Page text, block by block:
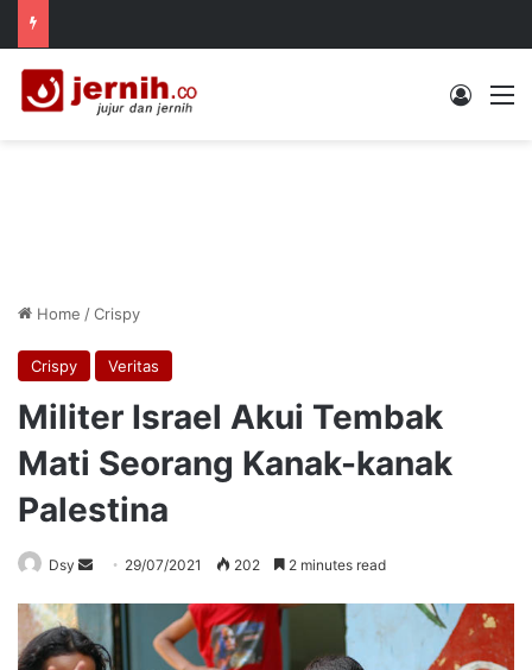
Log In
Home /Crispy
Crispy Veritas
Militer Israel Akui Tembak
Mati Seorang Kanak-kanak
Palestina
Dsy
Send
email
29/07/2021 202 2 minutes read